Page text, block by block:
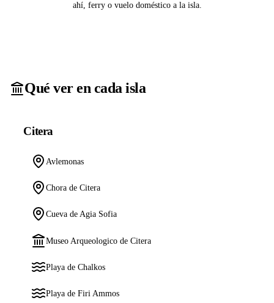
ahí, ferry o vuelo doméstico a la isla.
Qué ver en cada isla
Citera
Avlemonas
Chora de Citera
Cueva de Agia Sofia
Museo Arqueologico de Citera
Playa de Chalkos
Playa de Firi Ammos